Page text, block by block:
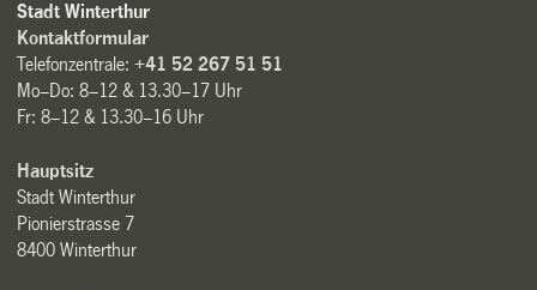
Stadt Winterthur
Kontaktformular
Telefonzentrale:+41 52 267 51 51
Mo–Do: 8–12 & 13.30–17 Uhr
Fr: 8–12 & 13.30–16 Uhr
Hauptsitz
Stadt Winterthur
Pionierstrasse 7
8400 Winterthur